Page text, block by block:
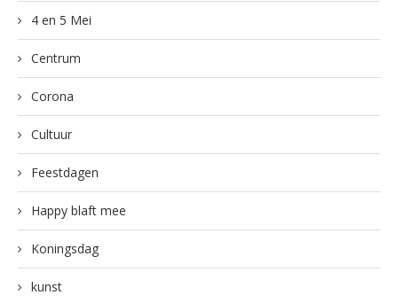
4 en 5 Mei
Centrum
Corona
Cultuur
Feestdagen
Happy blaft mee
Koningsdag
kunst